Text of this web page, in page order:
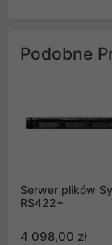
Podobne
Serwer plików
RS422+
4 098,00 zł